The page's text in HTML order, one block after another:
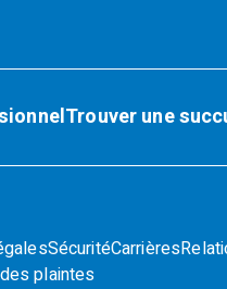
Trouver une
SécuritéCarrières
plaintes